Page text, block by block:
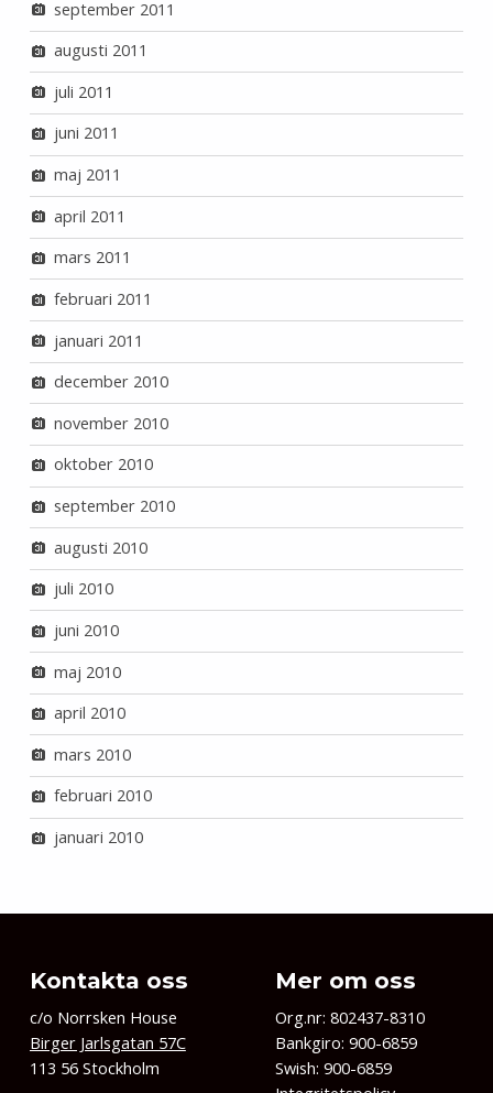
september 2011
augusti 2011
juli 2011
juni 2011
maj 2011
april 2011
mars 2011
februari 2011
januari 2011
december 2010
november 2010
oktober 2010
september 2010
augusti 2010
juli 2010
juni 2010
maj 2010
april 2010
mars 2010
februari 2010
januari 2010
Kontakta oss
c/o Norrsken House
Birger Jarlsgatan 57C
113 56 Stockholm
Mer om oss
Org.nr: 802437-8310
Bankgiro: 900-6859
Swish: 900-6859